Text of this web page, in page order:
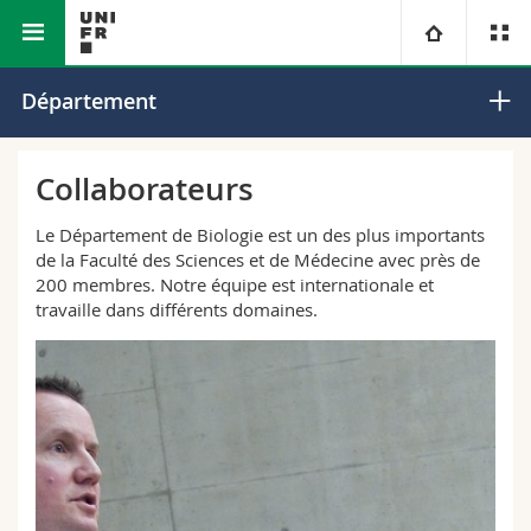
Université
Campus
Recherche
Université
Formation continue
Théologie
Droit
Lettres et sciences humaines
Sciences de l'éducation et de la formation
Vous êtes
Futurs étudiants
Etudiants
Médias
Chercheurs
Ressources
Plan d'accès
Bibliothèques
Faculté des sciences et de
Département de
Département
Collaborateurs
Le Département de Biologie est un des plus importants
de la Faculté des Sciences et de Médecine avec près de
200 membres. Notre équipe est internationale et
travaille dans différents domaines.